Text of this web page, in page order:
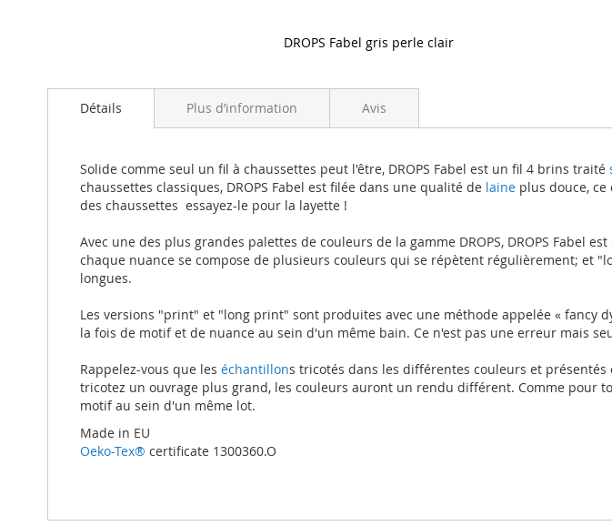
DROPS Fabel gris perle clair
images
gallery
Détails
Solide comme seul un fil à chaussettes peut l'être, DROPS Fabel est un fil 4 brins traité
chaussettes classiques, DROPS Fabel est filée dans une qualité de laine plus douce,
des chaussettes  essayez-le pour la layette !
Avec une des plus grandes palettes de couleurs de la gamme DROPS, DROPS
chaque nuance se compose de plusieurs couleurs qui se répètent régulièrement; et
longues.
Les versions "print" et "long print" sont produites avec une méthode appelée «
la fois de motif et de nuance au sein d'un même bain. Ce n'est pas une erreur mais
Rappelez-vous que les échantillons tricotés dans les différentes couleurs et
tricotez un ouvrage plus grand, les couleurs auront un rendu différent. Comme pour
motif au sein d'un même lot.
Made in EU
Oeko-Tex® certificate 1300360.O
Plus d’information Avis